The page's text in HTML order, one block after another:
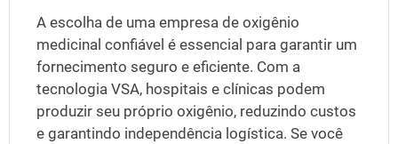
A escolha de uma empresa de oxigênio
medicinal confiável é essencial para garantir um
fornecimento seguro e eficiente. Com a
tecnologia VSA, hospitais e clínicas podem
produzir seu próprio oxigênio, reduzindo custos
e garantindo independência logística. Se você